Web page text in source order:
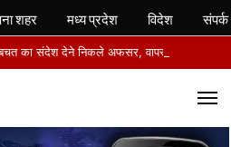
शहर मध्य प्रदेश विदेश संपर्क